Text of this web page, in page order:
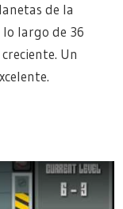
de la
largo de 36
Un